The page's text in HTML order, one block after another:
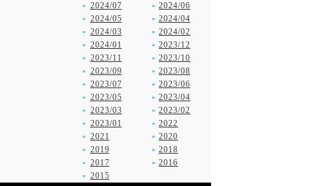
2024/07
2024/06
2024/05
2024/04
2024/03
2024/02
2024/01
2023/12
2023/11
2023/10
2023/09
2023/08
2023/07
2023/06
2023/05
2023/04
2023/03
2023/02
2023/01
2022
2021
2020
2019
2018
2017
2016
2015